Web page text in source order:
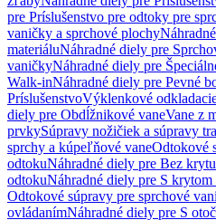
pre Príslušenstvo pre odtoky pre
vaničky a sprchové plochy
materiáluNáhradné diely pre
vaničkyNáhradné diely pre
Walk-inNáhradné diely pre Pevné
PríslušenstvoVýklenkové
diely pre Obdĺžnikové vaneVane z
prvkySúpravy nožičiek a súpravy
sprchy a kúpeľňové vaneOdtokové
odtokuNáhradné diely pre Bez
odtokuNáhradné diely pre S krytom
Odtokové súpravy pre sprchové
ovládanímNáhradné diely pre S